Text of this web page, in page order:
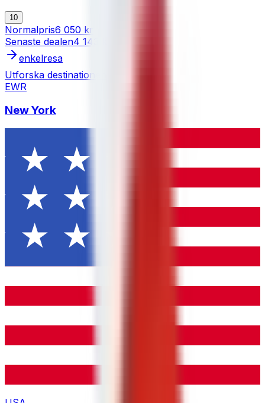
10
Normalpris6 050 kr
Senaste dealen4 143 kr
enkelresa
Utforska destinationen
EWR
New York